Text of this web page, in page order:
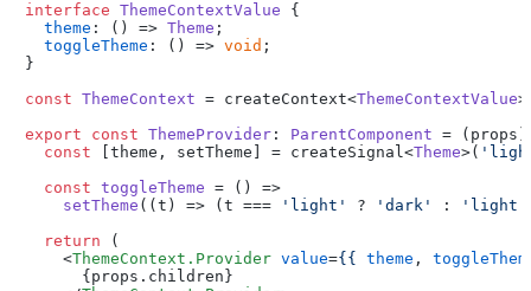
interface ThemeContextValue {
theme : () => Theme ;
toggleTheme : () => void ;
}
const ThemeContext = createContext<ThemeContextValue
export
const ThemeProvider : ParentComponent = ( props
const [theme, setTheme] = createSignal<Theme>(
const toggleTheme = ( ) =>
setTheme ( ( t ) => (t === 'light' ? 'dark' : 'light'
return (
<ThemeContext.Provider value={{ theme ,
{props.children}